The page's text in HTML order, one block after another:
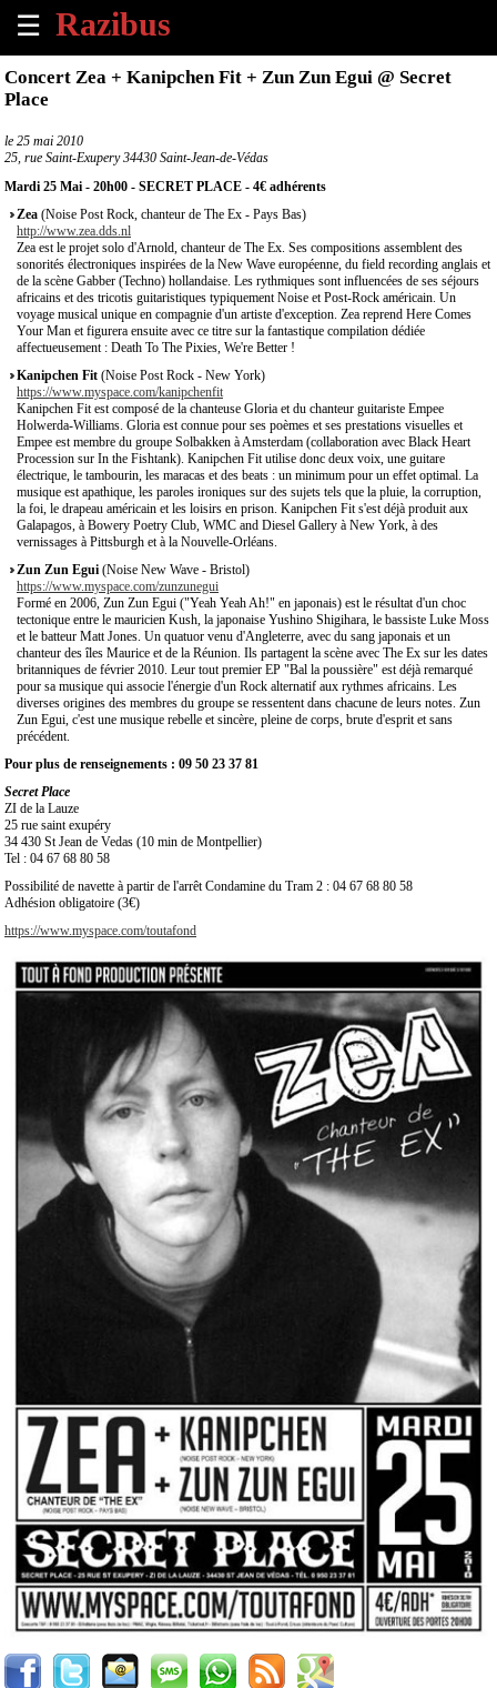
☰
×
Accueil
Tous
les
à
venir
Annoncer
un
évènement
Contact
À
propos
Concert Zea + Kanipchen Fit + Zun Zun Egui @ Secret
Place
le 25 mai 2010
25, rue Saint-Exupery 34430 Saint-Jean-de-Védas
Mardi 25 Mai - 20h00 - SECRET PLACE - 4€ adhérents
Zea (Noise Post Rock, chanteur de The Ex - Pays Bas)
http://www.zea.dds.nl
Zea est le projet solo d'Arnold, chanteur de The Ex. Ses compositions assemblent des
sonorités électroniques inspirées de la New Wave européenne, du field recording anglais et
de la scène Gabber (Techno) hollandaise. Les rythmiques sont influencées de ses séjours
africains et des tricotis guitaristiques typiquement Noise et Post-Rock américain. Un
voyage musical unique en compagnie d'un artiste d'exception. Zea reprend Here Comes
Your Man et figurera ensuite avec ce titre sur la fantastique compilation dédiée
affectueusement : Death To The Pixies, We're Better !
Kanipchen Fit (Noise Post Rock - New York)
https://www.myspace.com/kanipchenfit
Kanipchen Fit est composé de la chanteuse Gloria et du chanteur guitariste Empee
Holwerda-Williams. Gloria est connue pour ses poèmes et ses prestations visuelles et
Empee est membre du groupe Solbakken à Amsterdam (collaboration avec Black Heart
Procession sur In the Fishtank). Kanipchen Fit utilise donc deux voix, une guitare
électrique, le tambourin, les maracas et des beats : un minimum pour un effet optimal. La
musique est apathique, les paroles ironiques sur des sujets tels que la pluie, la corruption,
la foi, le drapeau américain et les loisirs en prison. Kanipchen Fit s'est déjà produit aux
Galapagos, à Bowery Poetry Club, WMC and Diesel Gallery à New York, à des
vernissages à Pittsburgh et à la Nouvelle-Orléans.
Zun Zun Egui (Noise New Wave - Bristol)
https://www.myspace.com/zunzunegui
Formé en 2006, Zun Zun Egui ("Yeah Yeah Ah!" en japonais) est le résultat d'un choc
tectonique entre le mauricien Kush, la japonaise Yushino Shigihara, le bassiste Luke Moss
et le batteur Matt Jones. Un quatuor venu d'Angleterre, avec du sang japonais et un
chanteur des îles Maurice et de la Réunion. Ils partagent la scène avec The Ex sur les dates
britanniques de février 2010. Leur tout premier EP "Bal la poussière" est déjà remarqué
pour sa musique qui associe l'énergie d'un Rock alternatif aux rythmes africains. Les
diverses origines des membres du groupe se ressentent dans chacune de leurs notes. Zun
Zun Egui, c'est une musique rebelle et sincère, pleine de corps, brute d'esprit et sans
précédent.
Pour plus de renseignements : 09 50 23 37 81
Secret Place
ZI de la Lauze
25 rue saint exupéry
34 430 St Jean de Vedas (10 min de Montpellier)
Tel : 04 67 68 80 58
Possibilité de navette à partir de l'arrêt Condamine du Tram 2 : 04 67 68 80 58
Adhésion obligatoire (3€)
https://www.myspace.com/toutafond